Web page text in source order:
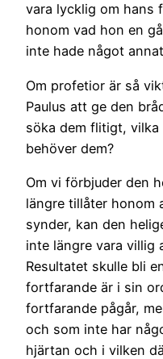
vara lycklig om hans
honom vad hon en
inte hade något
Om profetior är så
Paulus att ge den
söka dem flitigt,
behöver dem?
Om vi förbjuder den
längre tillåter honom
synder, kan den
inte längre vara villig
Resultatet skulle bli
fortfarande är i sin
fortfarande pågår,
och som inte har
hjärtan och i vilken